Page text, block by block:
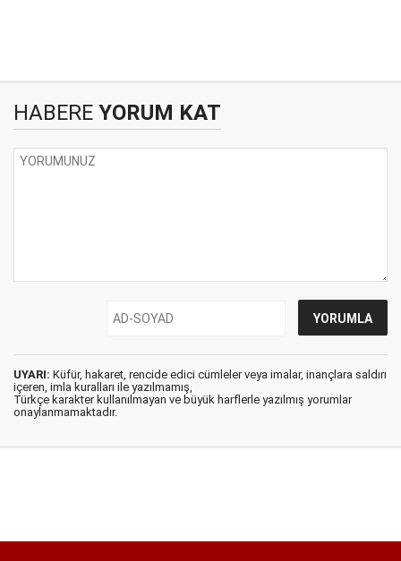
HABERE YORUM KAT
UYARI: Küfür, hakaret, rencide edici cümleler veya imalar, inançlara saldırı
içeren, imla kuralları ile yazılmamış,
Türkçe karakter kullanılmayan ve büyük harflerle yazılmış yorumlar
onaylanmamaktadır.